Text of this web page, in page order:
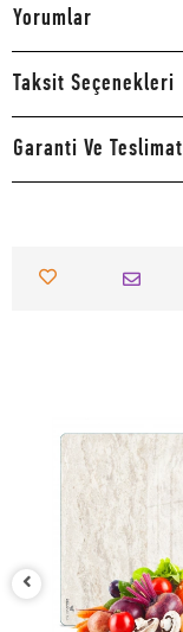
Yorumlar
Taksit Seçenekleri
Garanti Ve Teslimat